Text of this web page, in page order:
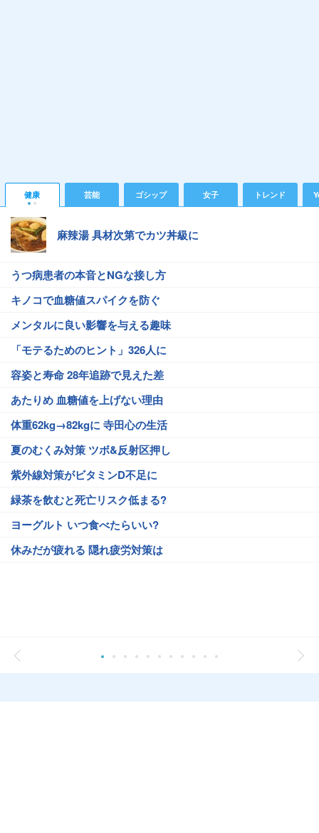
健康 芸能 ゴシップ 女子 トレンド
麻辣湯 具材次第でカツ丼級に
うつ病患者の本音とNGな接し方
キノコで血糖値スパイクを防ぐ
メンタルに良い影響を与える趣味
「モテるためのヒント」326人に
容姿と寿命 28年追跡で見えた差
あたりめ 血糖値を上げない理由
体重62kg→82kgに 寺田心の生活
夏のむくみ対策 ツボ&反射区押し
紫外線対策がビタミンD不足に
緑茶を飲むと死亡リスク低まる?
ヨーグルト いつ食べたらいい?
休みだが疲れる 隠れ疲労対策は